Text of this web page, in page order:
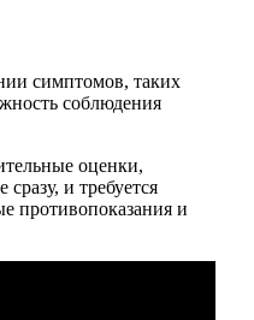
симптомов, таких
соблюдения
оценки,
и требуется
противопоказания и